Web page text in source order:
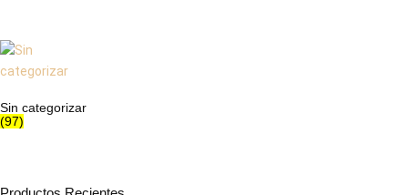
Sin categorizar
(97)